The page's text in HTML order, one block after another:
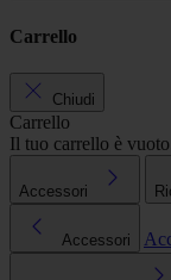
Carrello
Chiudi
Carrello
Il tuo carrello è
Accessori
Accessori